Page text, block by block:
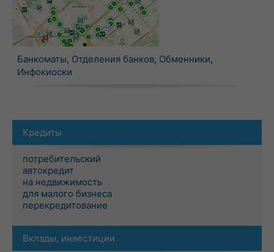
Банкоматы, Отделения банков, Обменники,
Инфокиоски
Кредиты
потребительский
автокредит
на недвижимость
для малого бизнеса
перекредитование
Вклады, инвестиции